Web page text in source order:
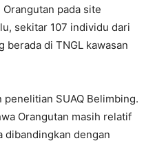
pada site
sekitar 107 individu dari
berada di TNGL kawasan
penelitian SUAQ Belimbing.
Orangutan masih relatif
dibandingkan dengan